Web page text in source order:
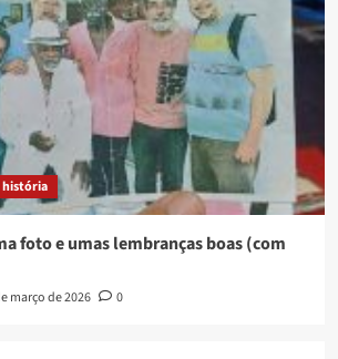
história
foto e umas lembranças boas (com
março de 2026 0